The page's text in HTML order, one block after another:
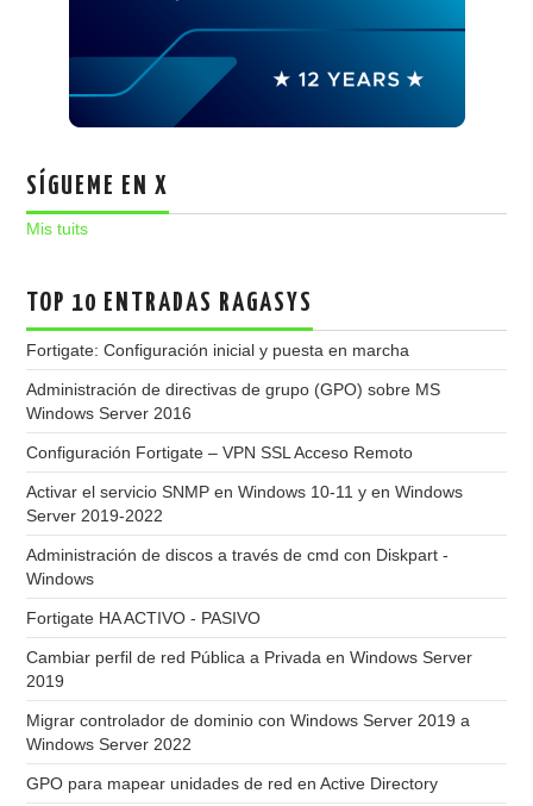
SÍGUEME EN X
Mis tuits
TOP 10 ENTRADAS RAGASYS
Fortigate: Configuración inicial y puesta en marcha
Administración de directivas de grupo (GPO) sobre MS
Windows Server 2016
Configuración Fortigate – VPN SSL Acceso Remoto
Activar el servicio SNMP en Windows 10-11 y en Windows
Server 2019-2022
Administración de discos a través de cmd con Diskpart -
Windows
Fortigate HA ACTIVO - PASIVO
Cambiar perfil de red Pública a Privada en Windows Server
2019
Migrar controlador de dominio con Windows Server 2019 a
Windows Server 2022
GPO para mapear unidades de red en Active Directory